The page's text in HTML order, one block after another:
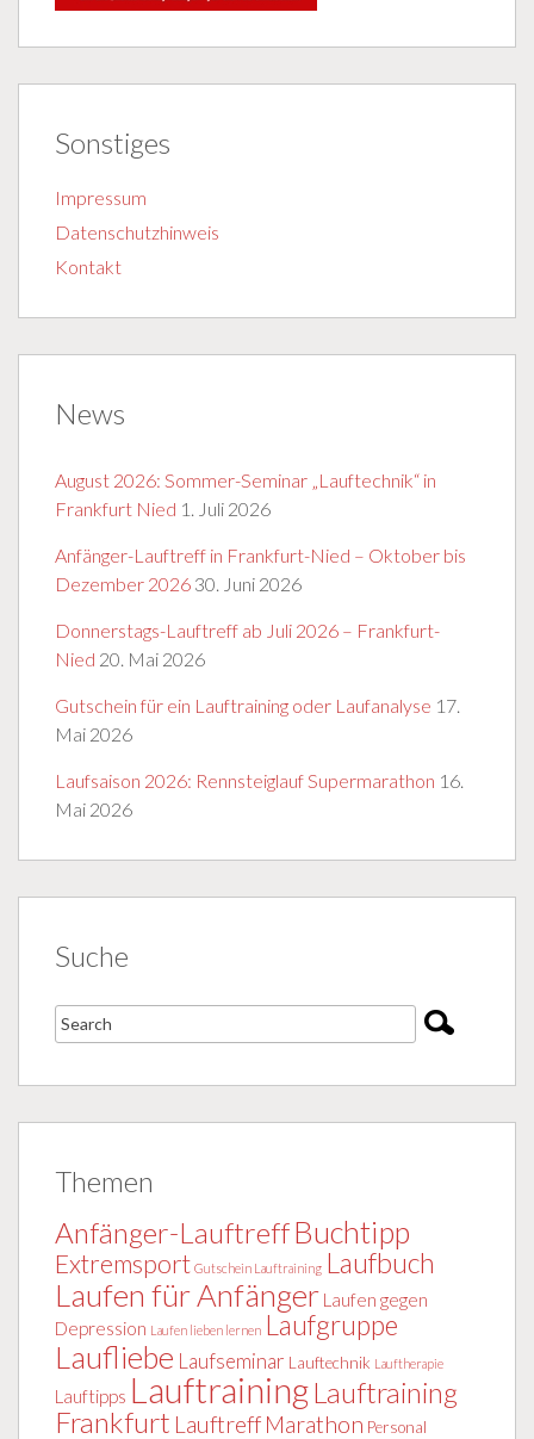
Sonstiges
Impressum
Datenschutzhinweis
Kontakt
News
August 2026: Sommer-Seminar „Lauftechnik“ in
Frankfurt Nied 1. Juli 2026
Anfänger-Lauftreff in Frankfurt-Nied – Oktober bis
Dezember 2026 30. Juni 2026
Donnerstags-Lauftreff ab Juli 2026 – Frankfurt-
Nied 20. Mai 2026
Gutschein für ein Lauftraining oder Laufanalyse 17.
Mai 2026
Laufsaison 2026: Rennsteiglauf Supermarathon 16.
Mai 2026
Suche
Themen
Anfänger-LauftreffBuchtipp
Extremsport Gutschein Lauftraining Laufbuch
Laufen für Anfänger Laufen gegen
Depression Laufen lieben lernen Laufgruppe
Laufliebe Laufseminar Lauftechnik Lauftherapie
Lauftipps LauftrainingLauftraining
Frankfurt Lauftreff Marathon Personal